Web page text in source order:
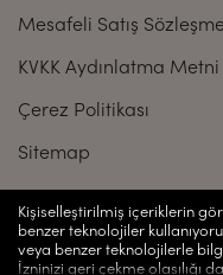
Kişiselleştirilmiş içeriklerin
benzer teknolojiler
veya benzer teknolojilerle
İzninizi geri çekme olasılığı
Mesafeli Satış
KVKK Aydınlatma Metni
Çerez Politikası
Sitemap
Enroush.tr | ENROUSH
Mah., Mimar Sinan Sk., Seba
İstanbul